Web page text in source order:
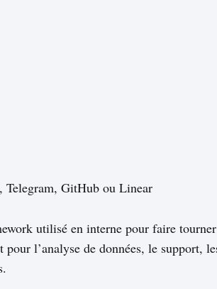
Telegram, GitHub ou Linear
utilisé en interne pour faire
l’analyse de données, le support,